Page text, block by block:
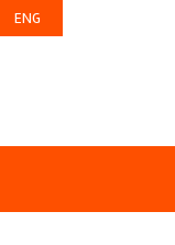
ENG